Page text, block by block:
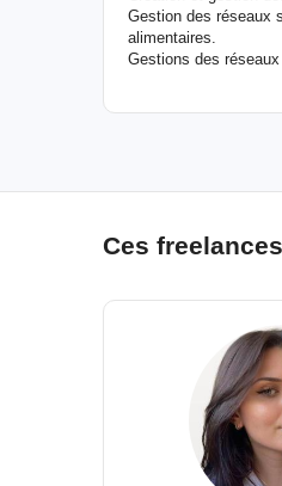
Gestion des réseaux
alimentaires.
Gestions des
Ces